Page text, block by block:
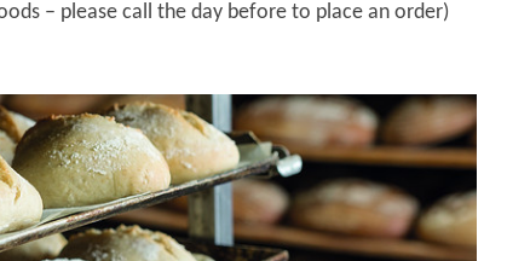
– please call the day before to place an order)